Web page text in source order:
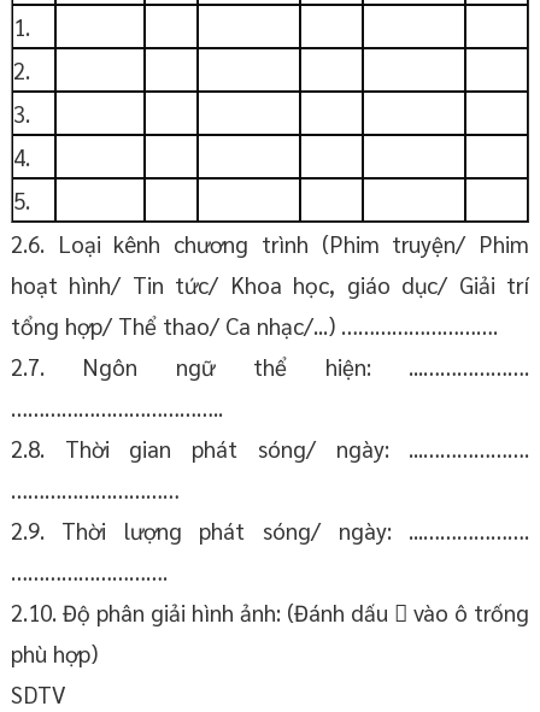
1.
2.
3.
4.
5.
2.6. Loại kênh chương trình (Phim truyện/ Phim
hoạt hình/ Tin tức/ Khoa học, giáo dục/ Giải trí
tổng hợp/ Thể thao/ Ca nhạc/...) ……………………….
2.7. Ngôn ngữ thể hiện: ...……………….
………………………………..
2.8. Thời gian phát sóng/ ngày: ...……………….
…………………………
2.9. Thời lượng phát sóng/ ngày: ...……………….
……………………….
2.10. Độ phân giải hình ảnh: (Đánh dấu  vào ô trống
phù hợp)
SDTV